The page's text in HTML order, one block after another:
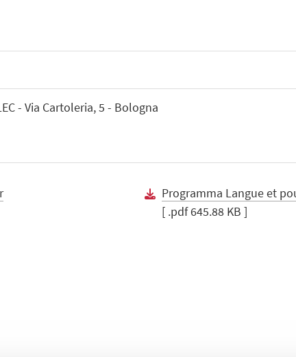
- Via Cartoleria, 5 - Bologna
Programma Langue et
[ .pdf 645.88 KB ]